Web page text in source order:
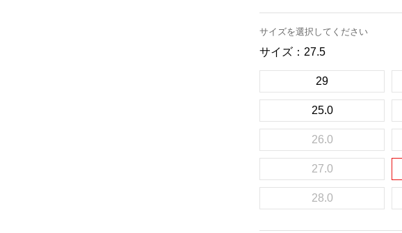
サイズを選択してください
サイズ： 27.5
29
25.0
26.0
27.0
28.0